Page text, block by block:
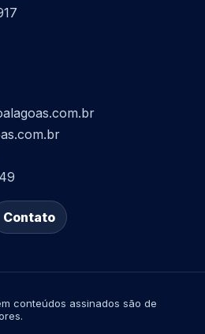
Contato
conteúdos assinados são de